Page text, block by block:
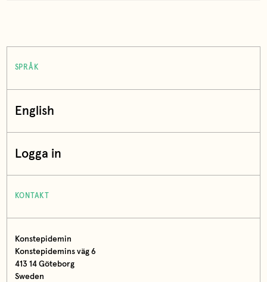
SPRÅK
English
Logga in
KONTAKT
Konstepidemin
Konstepidemins väg 6
413 14 Göteborg
Sweden